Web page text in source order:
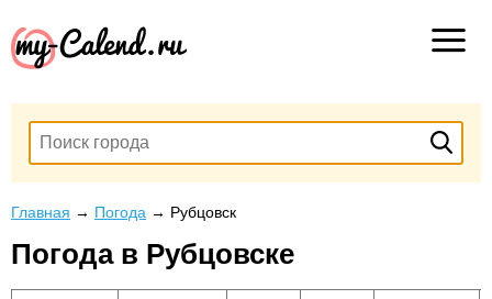
Главная → Погода → Рубцовск
Погода в Рубцовске